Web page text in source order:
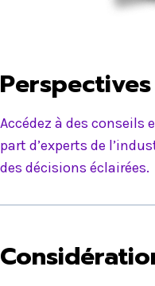
Accédez à des conseils
part d’experts de
des décisions éclairées.